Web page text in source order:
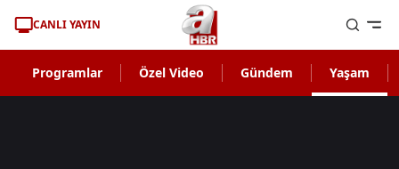
CANLI YAYIN
Programlar Özel Video Gündem Yaşam